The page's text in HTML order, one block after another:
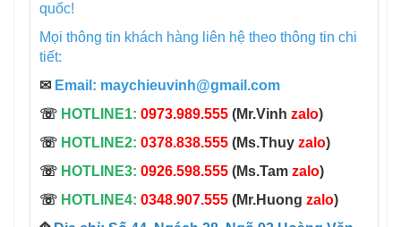
quốc!
Mọi thông tin khách hàng liên hệ theo thông tin chi
tiết:
✉ Email: maychieuvinh@gmail.com
☏ HOTLINE1: 0973.989.555 (Mr.Vinh zalo)
☏ HOTLINE2: 0378.838.555 (Ms.Thuy zalo)
☏ HOTLINE3: 0926.598.555 (Ms.Tam zalo)
☏ HOTLINE4: 0348.907.555 (Mr.Huong zalo)